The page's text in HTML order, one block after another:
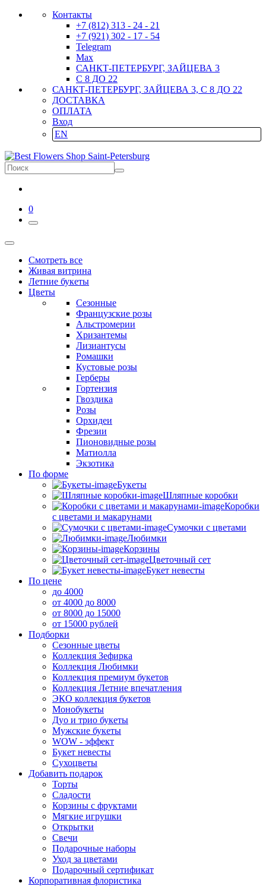
Контакты
+7 (812) 313 - 24 - 21
+7 (921) 302 - 17 - 54
Telegram
Max
САНКТ-ПЕТЕРБУРГ, ЗАЙЦЕВА 3
С 8 ДО 22
САНКТ-ПЕТЕРБУРГ, ЗАЙЦЕВА 3, С 8 ДО 22
ДОСТАВКА
ОПЛАТА
Вход
EN
0
Смотреть все
Живая витрина
Летние букеты
Цветы
Сезонные
Французские розы
Альстромерии
Хризантемы
Лизиантусы
Ромашки
Кустовые розы
Герберы
Гортензия
Гвоздика
Розы
Орхидеи
Фрезии
Пионовидные розы
Матиолла
Экзотика
По форме
Букеты
Шляпные коробки
Коробки
с цветами и макарунами
Сумочки с цветами
Любимки
Корзины
Цветочный сет
Букет невесты
По цене
до 4000
от 4000 до 8000
от 8000 до 15000
от 15000 рублей
Подборки
Сезонные цветы
Коллекция Зефирка
Коллекция Любимки
Коллекция премиум букетов
Коллекция Летние впечатления
ЭКО коллекция букетов
Монобукеты
Дуо и трио букеты
Мужские букеты
WOW - эффект
Букет невесты
Сухоцветы
Добавить подарок
Торты
Сладости
Корзины с фруктами
Мягкие игрушки
Открытки
Свечи
Подарочные наборы
Уход за цветами
Подарочный сертификат
Корпоративная флористика